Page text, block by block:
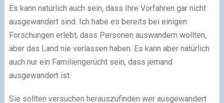
Es kann natürlich auch sein, dass Ihre Vorfahren gar nicht
ausgewandert sind. Ich habe es bereits bei einigen
Forschungen erlebt, dass Personen auswandern wollten,
aber das Land nie verlassen haben. Es kann aber natürlich
auch nur ein Familiengerücht sein, dass jemand
ausgewandert ist.
Sie sollten versuchen herauszufinden wer ausgewandert